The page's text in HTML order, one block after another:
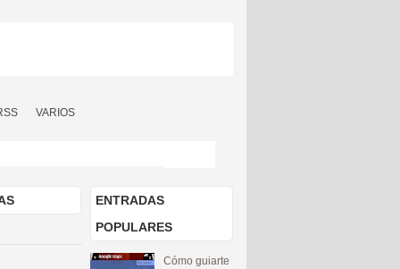
VARIOS
ENTRADAS
POPULARES
Cómo guiarte